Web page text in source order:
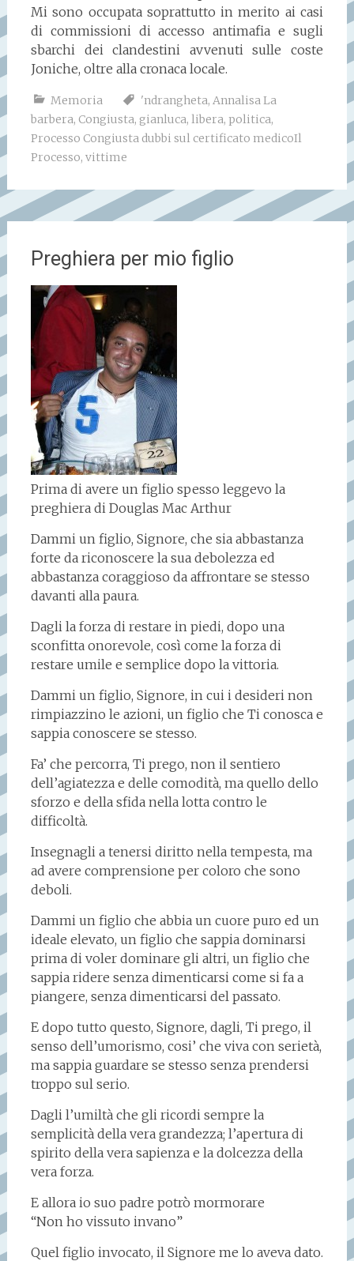
Mi sono occupata soprattutto in merito ai casi
di commissioni di accesso antimafia e sugli
sbarchi dei clandestini avvenuti sulle coste
Joniche, oltre alla cronaca locale.
Memoria 'ndrangheta, Annalisa La
barbera, Congiusta, gianluca, libera, politica,
Processo Congiusta dubbi sul certificato medicoIl
Processo, vittime
Preghiera per mio figlio
Prima di avere un figlio spesso leggevo la
preghiera di Douglas Mac Arthur
Dammi un figlio, Signore, che sia abbastanza
forte da riconoscere la sua debolezza ed
abbastanza coraggioso da affrontare se stesso
davanti alla paura.
Dagli la forza di restare in piedi, dopo una
sconfitta onorevole, così come la forza di
restare umile e semplice dopo la vittoria.
Dammi un figlio, Signore, in cui i desideri non
rimpiazzino le azioni, un figlio che Ti conosca e
sappia conoscere se stesso.
Fa’ che percorra, Ti prego, non il sentiero
dell’agiatezza e delle comodità, ma quello dello
sforzo e della sfida nella lotta contro le
difficoltà.
Insegnagli a tenersi diritto nella tempesta, ma
ad avere comprensione per coloro che sono
deboli.
Dammi un figlio che abbia un cuore puro ed un
ideale elevato, un figlio che sappia dominarsi
prima di voler dominare gli altri, un figlio che
sappia ridere senza dimenticarsi come si fa a
piangere, senza dimenticarsi del passato.
E dopo tutto questo, Signore, dagli, Ti prego, il
senso dell’umorismo, cosi’ che viva con serietà,
ma sappia guardare se stesso senza prendersi
troppo sul serio.
Dagli l’umiltà che gli ricordi sempre la
semplicità della vera grandezza; l’apertura di
spirito della vera sapienza e la dolcezza della
vera forza.
E allora io suo padre potrò mormorare
“Non ho vissuto invano”
Quel figlio invocato, il Signore me lo aveva dato.